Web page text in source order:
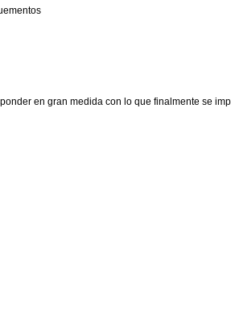
en gran medida con lo que finalmente se